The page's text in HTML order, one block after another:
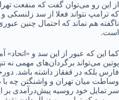
از این رو می‌توان گفت که منفعت
که ترامپ نتواند فعلا از سد زلنسکی و
ناگفته هم نماند که احتمال چنین
است.
کما این که عبور از این سد و «اتحاد»
پوتین می‌تواند برگردان‌های مهمی نه
فارس بلکه در قفقاز داشته باشد.
وساطت میان تهران و واشنگتن چه
سر تمایل خود روسیه پیش‌درآمدی بر